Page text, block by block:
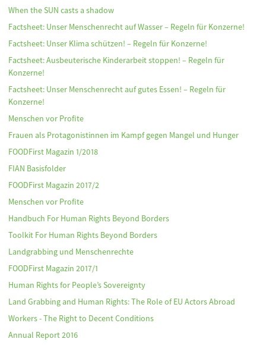
When the SUN casts a shadow
Factsheet: Unser Menschenrecht auf Wasser – Regeln für Konzerne!
Factsheet: Unser Klima schützen! – Regeln für Konzerne!
Factsheet: Ausbeuterische Kinderarbeit stoppen! – Regeln für
Konzerne!
Factsheet: Unser Menschenrecht auf gutes Essen! – Regeln für
Konzerne!
Menschen vor Profite
Frauen als Protagonistinnen im Kampf gegen Mangel und Hunger
FOODFirst Magazin 1/2018
FIAN Basisfolder
FOODFirst Magazin 2017/2
Menschen vor Profite
Handbuch For Human Rights Beyond Borders
Toolkit For Human Rights Beyond Borders
Landgrabbing und Menschenrechte
FOODFirst Magazin 2017/1
Human Rights for People’s Sovereignty
Land Grabbing and Human Rights: The Role of EU Actors Abroad
Workers - The Right to Decent Conditions
Annual Report 2016